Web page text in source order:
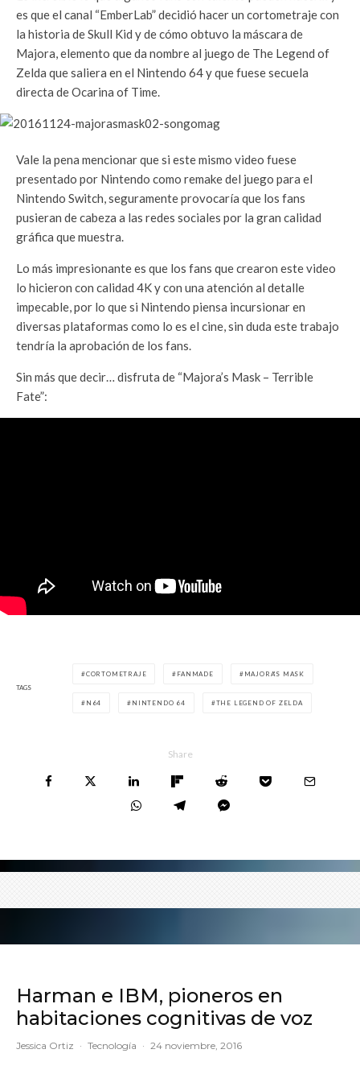
es que el canal “EmberLab” decidió hacer un cortometraje con
la historia de Skull Kid y de cómo obtuvo la máscara de
Majora, elemento que da nombre al juego de The Legend of
Zelda que saliera en el Nintendo 64 y que fuese secuela
directa de Ocarina of Time.
Vale la pena mencionar que si este mismo video fuese
presentado por Nintendo como remake del juego para el
Nintendo Switch, seguramente provocaría que los fans
pusieran de cabeza a las redes sociales por la gran calidad
gráfica que muestra.
Lo más impresionante es que los fans que crearon este video
lo hicieron con calidad 4K y con una atención al detalle
impecable, por lo que si Nintendo piensa incursionar en
diversas plataformas como lo es el cine, sin duda este trabajo
tendría la aprobación de los fans.
Sin más que decir… disfruta de “Majora’s Mask – Terrible
Fate”:
TAGS
CORTOMETRAJE FANMADE MAJORA'S MASK
N64 NINTENDO 64 THE LEGEND OF ZELDA
Share
Harman e IBM, pioneros en
habitaciones cognitivas de voz
Jessica Ortiz · Tecnología · 24 noviembre, 2016